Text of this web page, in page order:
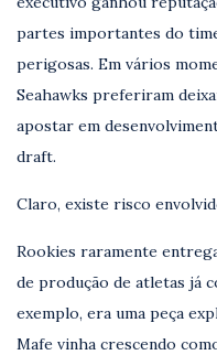
partes importantes do
perigosas. Em vários
Seahawks preferiram
apostar em
draft.
Claro, existe risco
Rookies raramente
de produção de atletas já
exemplo, era uma peça
Mafe vinha crescendo